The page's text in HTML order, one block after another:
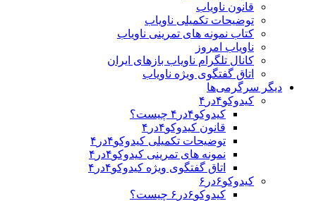
قانون ناویاب
توضیحات تکمیلی ناویاب
کتاب نمونه های تمرینی ناویاب
ناویاب امروز
کانال تلگرام ناویاب بازهای ایران
اتاق گفتگوی ویژه ناویاب
دیگر سرگرمی‌ها
کیدوکو۴در۴
کیدوکو۴در۴ چیست؟
قانون کیدوکو۴در۴
توضیحات تکمیلی کیدوکو۴در۴
نمونه های تمرینی کیدوکو۴در۴
اتاق گفتگوی ویژه کیدوکو۴در۴
کیدوکو۶در۶
کیدوکو۶در۶ چیست؟